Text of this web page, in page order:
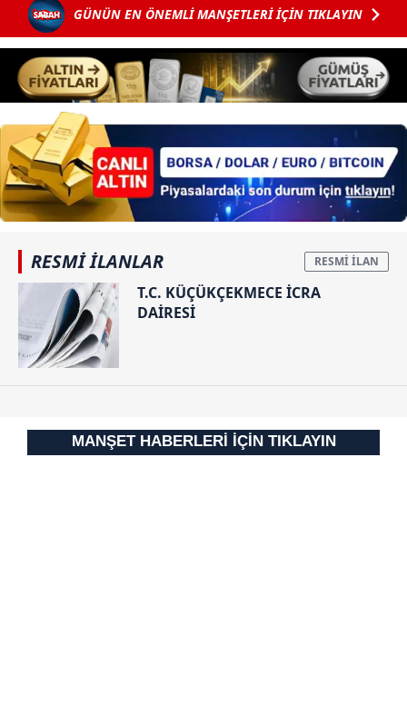
GÜNÜN EN ÖNEMLİ MANŞETLERİ İÇİN TIKLAYIN
RESMİ İLANLAR
T.C. KÜÇÜKÇEKMECE İCRA
DAİRESİ
MANŞET HABERLERİ İÇİN TIKLAYIN